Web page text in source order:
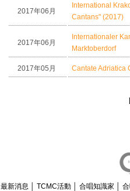
2017年06月
International
Cantans" (2017)
2017年06月
Internationaler
Marktoberdorf
2017年05月 Cantate Adriatica
最新消息 TCMC活動 合唱知識家